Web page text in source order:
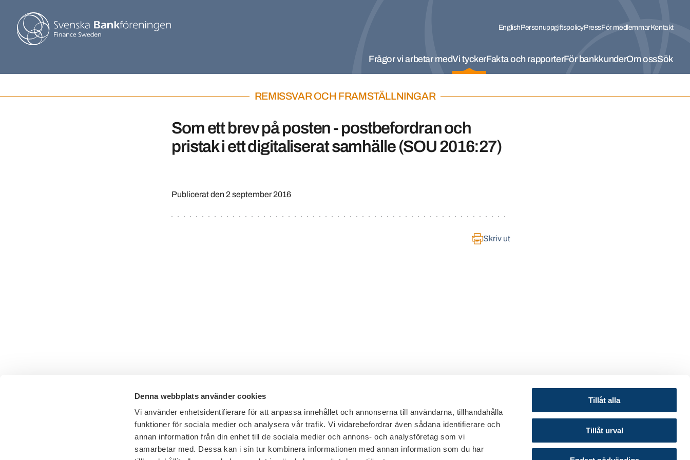
Denna webbplats använder cookies
Vi använder enhetsidentifierare för att anpassa innehållet och annonserna till användarna, tillhandahålla
funktioner för sociala medier och analysera vår trafik. Vi vidarebefordrar även sådana identifierare och
annan information från din enhet till de sociala medier och annons- och analysföretag som vi
samarbetar med. Dessa kan i sin tur kombinera informationen med annan information som du har
Tillåt alla
Tillåt urval
EnglishPersonuppgiftspolicyPressFör medlemmarKontakt
Frågor vi arbetar medVi tyckerFakta och rapporterFör bankkunderOm ossSök
REMISSVAR OCH FRAMSTÄLLNINGAR
Som ett brev på posten - postbefordran och
pristak i ett digitaliserat samhälle (SOU 2016:27)
Publicerat den 2 september 2016
Skriv ut
Telefon växel: 08 - 453 44 00
E-post:info@financesweden.se
© 2024 Svenska Bankföreningen
Cookies